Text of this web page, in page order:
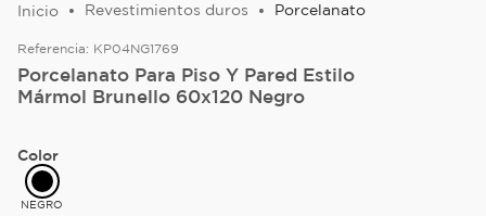
Revestimientos duros Porcelanato
Referencia: KP04NG1769
Porcelanato Para Piso Y Pared Estilo
Mármol Brunello 60x120 Negro
Color
NEGRO